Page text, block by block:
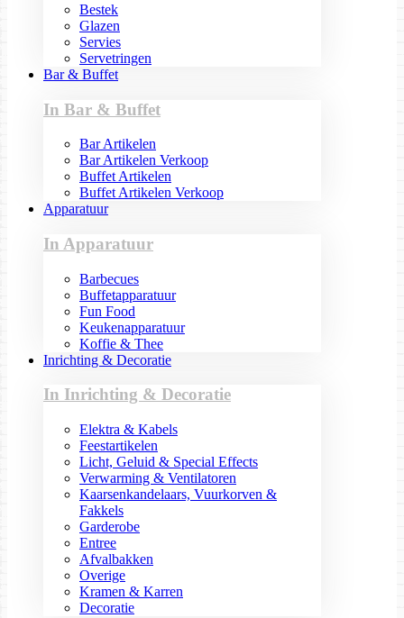
Bestek
Glazen
Servies
Servetringen
Bar & Buffet
In Bar & Buffet
Bar Artikelen
Bar Artikelen Verkoop
Buffet Artikelen
Buffet Artikelen Verkoop
Apparatuur
In Apparatuur
Barbecues
Buffetapparatuur
Fun Food
Keukenapparatuur
Koffie & Thee
Inrichting & Decoratie
In Inrichting & Decoratie
Elektra & Kabels
Feestartikelen
Licht, Geluid & Special Effects
Verwarming & Ventilatoren
Kaarsenkandelaars, Vuurkorven &
Fakkels
Garderobe
Entree
Afvalbakken
Overige
Kramen & Karren
Decoratie